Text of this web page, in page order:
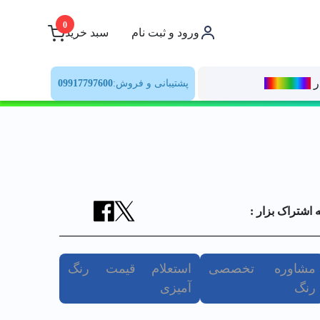
ورود و ثبت نام سبد خرید
0
پشتیبانی و فروش:09917797600
اشتراک بزار :
مشاوره تخصصی
رنگ
استعلام قیمت رنگ
آمیزی